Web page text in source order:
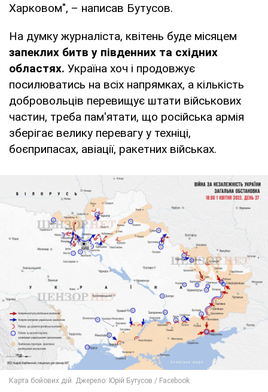
Харковом", – написав Бутусов.
На думку журналіста, квітень буде місяцем
запеклих битв у південних та східних
областях. Україна хоч і продовжує
посилюватись на всіх напрямках, а кількість
добровольців перевищує штати військових
частин, треба пам'ятати, що російська армія
зберігає велику перевагу у техніці,
боєприпасах, авіації, ракетних військах.